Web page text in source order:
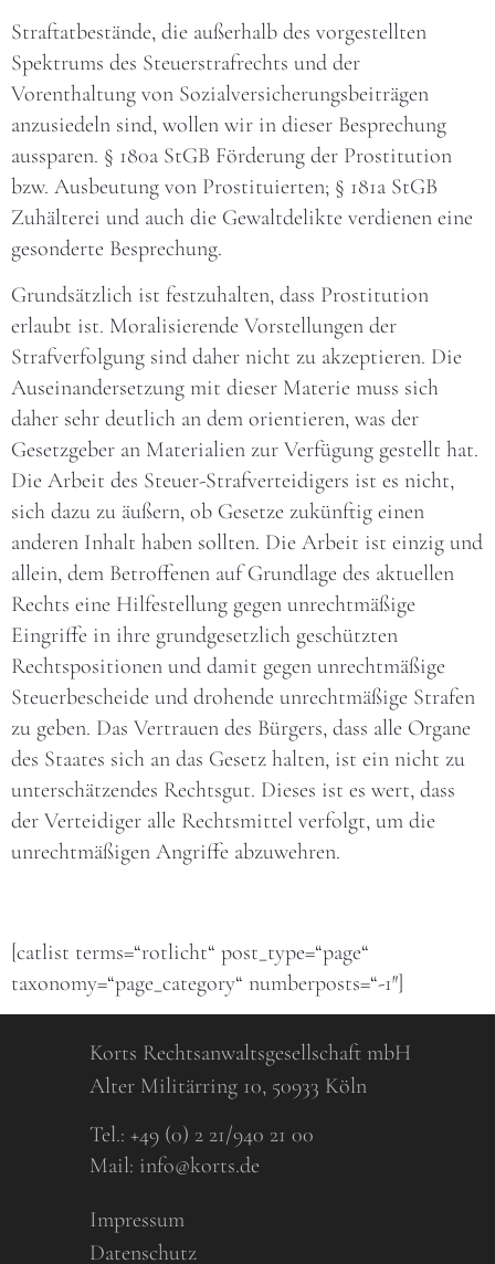
Straftatbestände, die außerhalb des vorgestellten
Spektrums des Steuerstrafrechts und der
Vorenthaltung von Sozialversicherungsbeiträgen
anzusiedeln sind, wollen wir in dieser Besprechung
aussparen. § 180a StGB Förderung der Prostitution
bzw. Ausbeutung von Prostituierten; § 181a StGB
Zuhälterei und auch die Gewaltdelikte verdienen eine
gesonderte Besprechung.
Grundsätzlich ist festzuhalten, dass Prostitution
erlaubt ist. Moralisierende Vorstellungen der
Strafverfolgung sind daher nicht zu akzeptieren. Die
Auseinandersetzung mit dieser Materie muss sich
daher sehr deutlich an dem orientieren, was der
Gesetzgeber an Materialien zur Verfügung gestellt hat.
Die Arbeit des Steuer-Strafverteidigers ist es nicht,
sich dazu zu äußern, ob Gesetze zukünftig einen
anderen Inhalt haben sollten. Die Arbeit ist einzig und
allein, dem Betroffenen auf Grundlage des aktuellen
Rechts eine Hilfestellung gegen unrechtmäßige
Eingriffe in ihre grundgesetzlich geschützten
Rechtspositionen und damit gegen unrechtmäßige
Steuerbescheide und drohende unrechtmäßige Strafen
zu geben. Das Vertrauen des Bürgers, dass alle Organe
des Staates sich an das Gesetz halten, ist ein nicht zu
unterschätzendes Rechtsgut. Dieses ist es wert, dass
der Verteidiger alle Rechtsmittel verfolgt, um die
unrechtmäßigen Angriffe abzuwehren.
[catlist terms=“rotlicht“ post_type=“page“
taxonomy=“page_category“ numberposts=“-1″]
Korts Rechtsanwaltsgesellschaft mbH
Alter Militärring 10, 50933 Köln
Tel.: +49 (0) 2 21/940 21 00
Mail: info@korts.de
Impressum
Datenschutz